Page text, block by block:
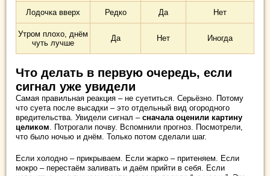
Лодочка вверх Редко Да Нет
Утром плохо, днём
чуть лучше
Да Нет Иногда
Что делать в первую очередь, если
сигнал уже увидели
Самая правильная реакция – не суетиться. Серьёзно. Потому
что суета после высадки – это отдельный вид огородного
вредительства. Увидели сигнал – сначала оценили картину
целиком . Потрогали почву. Вспомнили прогноз. Посмотрели,
что было ночью и днём. Только потом сделали шаг.
Если холодно – прикрываем. Если жарко – притеняем. Если
мокро – перестаём заливать и даём прийти в себя. Если